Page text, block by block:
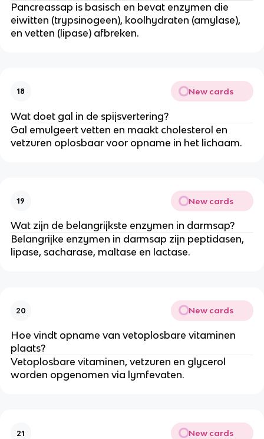
Pancreassap is basisch en bevat enzymen die
eiwitten (trypsinogeen), koolhydraten (amylase),
en vetten (lipase) afbreken.
18 New cards
Wat doet gal in de spijsvertering?
Gal emulgeert vetten en maakt cholesterol en
vetzuren oplosbaar voor opname in het lichaam.
19 New cards
Wat zijn de belangrijkste enzymen in darmsap?
Belangrijke enzymen in darmsap zijn peptidasen,
lipase, sacharase, maltase en lactase.
20 New cards
Hoe vindt opname van vetoplosbare vitaminen
plaats?
Vetoplosbare vitaminen, vetzuren en glycerol
worden opgenomen via lymfevaten.
21 New cards